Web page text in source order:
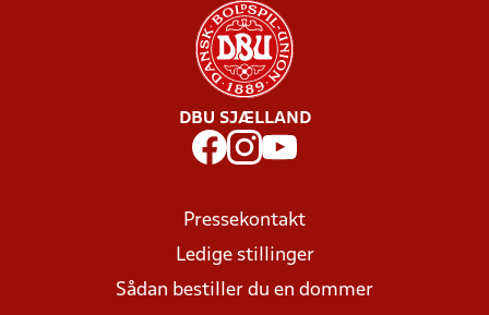
DBU SJÆLLAND
Pressekontakt
Ledige stillinger
Sådan bestiller du en dommer